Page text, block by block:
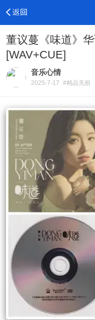
董议蔓《味道》
[WAV+CUE]
音乐心情
2025-7-17 #精品无损